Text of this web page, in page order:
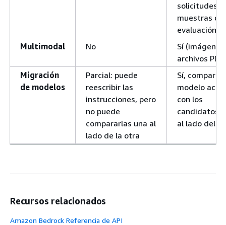
solicitudes y
muestras de
evaluación)
Multimodal
No
Sí (imágenes,
archivos PDF)
Migración
de modelos
Parcial: puede
reescribir las
instrucciones, pero
no puede
compararlas una al
lado de la otra
Sí, compare
modelo
con los
candidatos
al lado del
Recursos relacionados
Amazon Bedrock Referencia de API